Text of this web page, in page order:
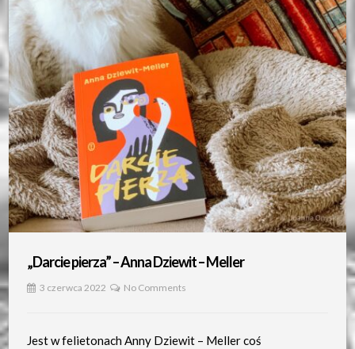
„Darcie pierza” – Anna Dziewit – Meller
3 czerwca 2022 No Comments
Jest w felietonach Anny Dziewit – Meller coś